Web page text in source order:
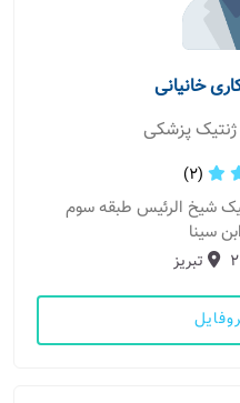
خانیانی
پزشکی
(2)
شیخ الرئیس طبقه سوم
سینا
2 تبریز